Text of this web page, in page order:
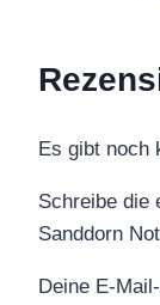
Es gibt noch
Schreibe die
Sanddorn
Deine E-